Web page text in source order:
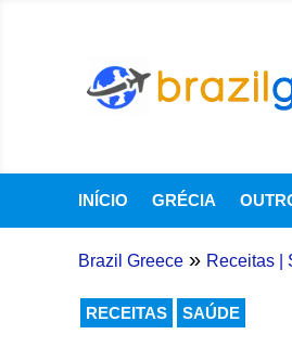
INÍCIO GRÉCIA
Brazil Greece » Receitas|
RECEITAS SAÚDE